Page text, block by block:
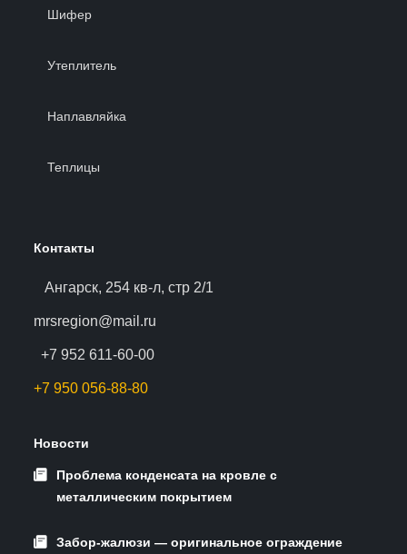
Шифер
Утеплитель
Наплавляйка
Теплицы
Контакты
Ангарск, 254 кв-л, стр 2/1
mrsregion@mail.ru
+7 952 611-60-00
+7 950 056-88-80
Новости
Проблема конденсата на кровле с
металлическим покрытием
Забор-жалюзи — оригинальное ограждение